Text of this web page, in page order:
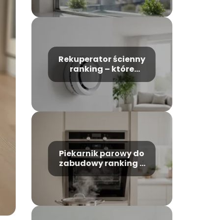
Rekuperator ścienny
ranking – które
modele warto
wybrać?
Piekarnik parowy do
zabudowy ranking –
który model wybrać?